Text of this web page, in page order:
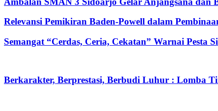
Relevansi Pemikiran Baden-Powell dalam
Semangat “Cerdas, Ceria, Cekatan” Warnai Pesta
Berkarakter, Berprestasi, Berbudi Luhur : Lomba